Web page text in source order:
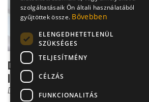
Dr. Kovács: ha tünetet okoz a
lehet hogy már k...
Dr. Kovács János Balázs
szolgáltatásaik Ön általi használatából
gyűjtöttek össze. Bővebben
ELENGEDHETETLENÜL
SZÜKSÉGES
TELJESÍTMÉNY
CÉLZÁS
FUNKCIONALITÁS